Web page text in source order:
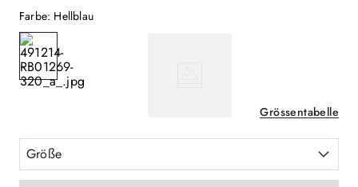
Farbe: Hellblau
Grössentabelle
Größe